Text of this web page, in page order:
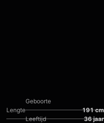
Lengte 191 cm
Geboorte
Leeftijd 36 jaar